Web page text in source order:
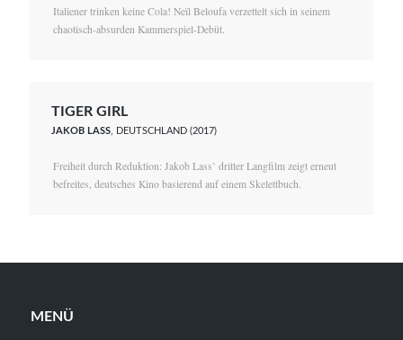
Italiener trinken keine Cola! Neïl Beloufa verzettelt sich in seinem
chaotisch-absurden Kammerspiel-Debüt.
TIGER GIRL
JAKOB LASS, DEUTSCHLAND (2017)
Freiheit durch Reduktion: Jakob Lass’ dritter Langfilm zeigt erneut
befreites, deutsches Kino basierend auf einem Skelettbuch.
MENÜ